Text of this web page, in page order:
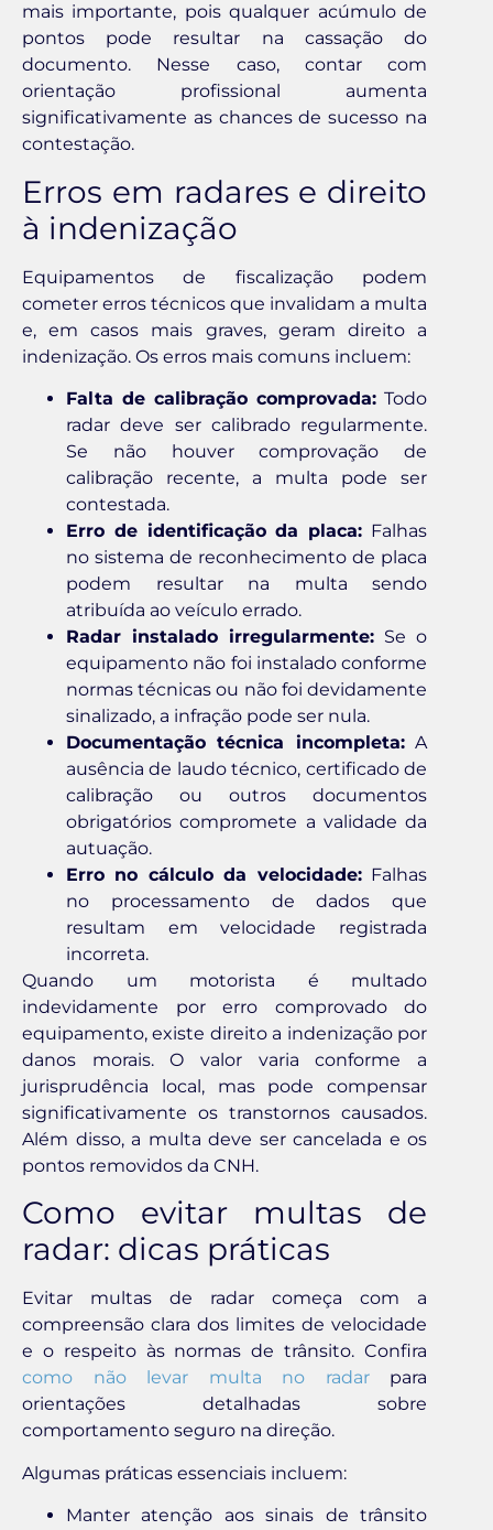
mais importante, pois qualquer acúmulo de
pontos pode resultar na cassação do
documento. Nesse caso, contar com
orientação profissional aumenta
significativamente as chances de sucesso na
contestação.
Erros em radares e direito
à indenização
Equipamentos de fiscalização podem
cometer erros técnicos que invalidam a multa
e, em casos mais graves, geram direito a
indenização. Os erros mais comuns incluem:
Falta de calibração comprovada: Todo
radar deve ser calibrado regularmente.
Se não houver comprovação de
calibração recente, a multa pode ser
contestada.
Erro de identificação da placa: Falhas
no sistema de reconhecimento de placa
podem resultar na multa sendo
atribuída ao veículo errado.
Radar instalado irregularmente: Se o
equipamento não foi instalado conforme
normas técnicas ou não foi devidamente
sinalizado, a infração pode ser nula.
Documentação técnica incompleta:A
ausência de laudo técnico, certificado de
calibração ou outros documentos
obrigatórios compromete a validade da
autuação.
Erro no cálculo da velocidade:Falhas
no processamento de dados que
resultam em velocidade registrada
incorreta.
Quando um motorista é multado
indevidamente por erro comprovado do
equipamento, existe direito a indenização por
danos morais. O valor varia conforme a
jurisprudência local, mas pode compensar
significativamente os transtornos causados.
Além disso, a multa deve ser cancelada e os
pontos removidos da CNH.
Como evitar multas de
radar: dicas práticas
Evitar multas de radar começa com a
compreensão clara dos limites de velocidade
e o respeito às normas de trânsito. Confira
como não levar multa no radarpara
orientações detalhadas sobre
comportamento seguro na direção.
Algumas práticas essenciais incluem:
Manter atenção aos sinais de trânsito